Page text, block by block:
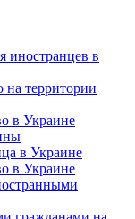
иностранцев в
территории
в Украине
в Украине
в Украине